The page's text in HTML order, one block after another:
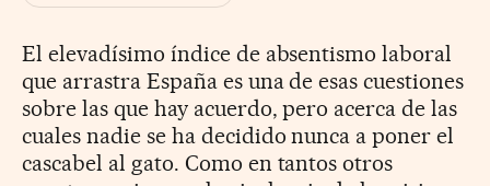
El elevadísimo índice de absentismo laboral
que arrastra España es una de esas cuestiones
sobre las que hay acuerdo, pero acerca de las
cuales nadie se ha decidido nunca a poner el
cascabel al gato. Como en tantos otros